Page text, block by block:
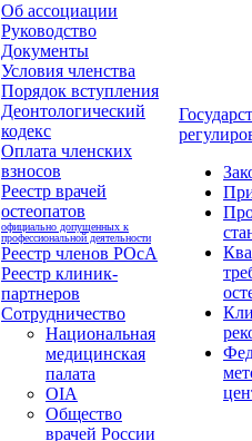
Об ассоциации
Руководство
Документы
Условия членства
Порядок вступления
Деонтологический
кодекс
Оплата членских
взносов
Реестр врачей
остеопатов
официально допущенных к
профессиональной деятельности
Реестр членов РОсА
Реестр клиник-
партнеров
Сотрудничество
Национальная
медицинская
палата
OIA
Общество
врачей России